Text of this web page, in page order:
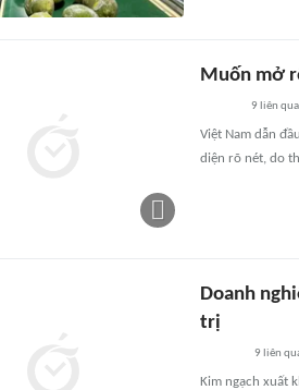
Muốn mở
9 liên
Việt Nam dẫn
diện rõ nét, do
Doanh
trị
9 liên
Kim ngạch xuất